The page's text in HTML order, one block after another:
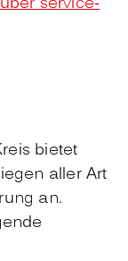
bietet
aller Art
an.